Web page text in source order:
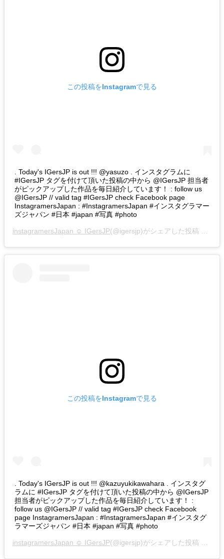
この投稿をInstagramで見る
. Today's IGersJP is out !!! @yasuzo . インスタグラムに
#IGersJP タグを付けて頂いた投稿の中から @IGersJP 担当者
がピックアップした作品を毎日紹介しています！ : follow us
@IGersJP // valid tag #IGersJP check Facebook page
InstagramersJapan : #InstagramersJapan #インスタグラマー
ズジャパン #日本 #japan #写真 #photo
instagramersJapan ☺︎ IGersJP(@igersjp)がシェアした投稿 –
この投稿をInstagramで見る
. Today's IGersJP is out !!! @kazuyukikawahara . インスタグ
ラムに #IGersJP タグを付けて頂いた投稿の中から @IGersJP
担当者がピックアップした作品を毎日紹介しています！ :
follow us @IGersJP // valid tag #IGersJP check Facebook
page InstagramersJapan : #InstagramersJapan #インスタグ
ラマーズジャパン #日本 #japan #写真 #photo
instagramersJapan ☺︎ IGersJP(@igersjp)がシェアした投稿 –